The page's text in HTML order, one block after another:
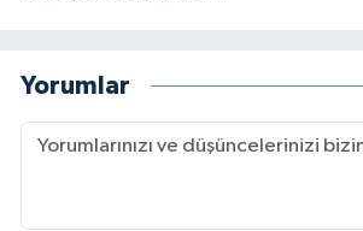
Yorumlar